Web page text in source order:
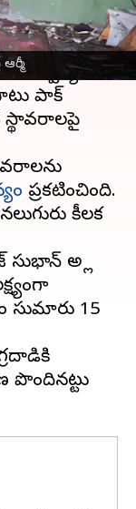
గట్టి
ఆధ్వర్యంలో
పాక్
స్థావరాలపై
ప్రకటించింది.
కీలక
అల్లా
సుమారు 15
పొందినట్టు